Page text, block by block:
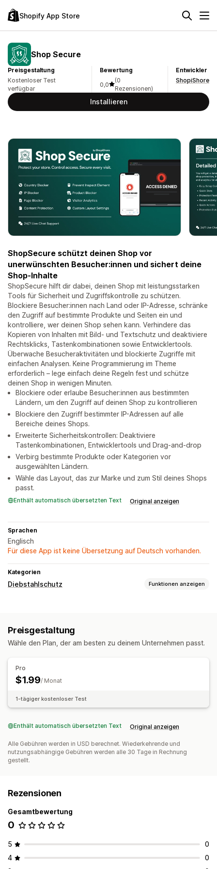
Shopify App Store
Shop Secure
Preisgestaltung
Kostenloser Test
verfügbar
Bewertung
0,0
(0
Rezensionen)
Entwickler
ShopiShore
Installieren
ShopSecure schützt deinen Shop vor
unerwünschten Besucher:innen und sichert deine
Shop-Inhalte
ShopSecure hilft dir dabei, deinen Shop mit leistungsstarken
Tools für Sicherheit und Zugriffskontrolle zu schützen.
Blockiere Besucher:innen nach Land oder IP-Adresse, schränke
den Zugriff auf bestimmte Produkte und Seiten ein und
kontrolliere, wer deinen Shop sehen kann. Verhindere das
Kopieren von Inhalten mit Bild- und Textschutz und deaktiviere
Rechtsklicks, Tastenkombinationen sowie Entwicklertools.
Überwache Besucheraktivitäten und blockierte Zugriffe mit
einfachen Analysen. Keine Programmierung im Theme
erforderlich – lege einfach deine Regeln fest und schütze
deinen Shop in wenigen Minuten.
Blockiere oder erlaube Besucher:innen aus bestimmten
Ländern, um den Zugriff auf deinen Shop zu kontrollieren
Blockiere den Zugriff bestimmter IP-Adressen auf alle
Bereiche deines Shops.
Erweiterte Sicherheitskontrollen: Deaktiviere
Tastenkombinationen, Entwicklertools und Drag-and-drop
Verbirg bestimmte Produkte oder Kategorien vor
ausgewählten Ländern.
Wähle das Layout, das zur Marke und zum Stil deines Shops
passt.
Enthält automatisch übersetzten Text Original anzeigen
Sprachen
Englisch
Für diese App ist keine Übersetzung auf Deutsch vorhanden.
Kategorien
Diebstahlschutz Funktionen anzeigen
Blockierte Aktionen
Drag-and-Drop
Preisgestaltung
Wähle den Plan, der am besten zu deinem Unternehmen passt.
Pro
$1.99/ Monat
1-tägiger kostenloser Test
Enthält automatisch übersetzten Text Original anzeigen
Alle Gebühren werden in USD berechnet. Wiederkehrende und
nutzungsabhängige Gebühren werden alle 30 Tage in Rechnung
gestellt.
Rezensionen
Gesamtbewertung
0
5
0
4
0